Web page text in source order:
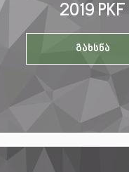
2019 PKF
გახსნა